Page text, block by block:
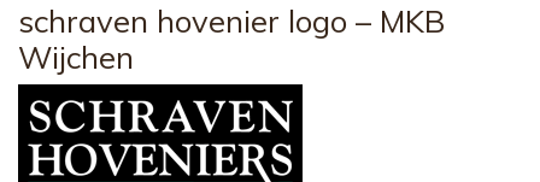
schraven hovenier logo – MKB
Wijchen